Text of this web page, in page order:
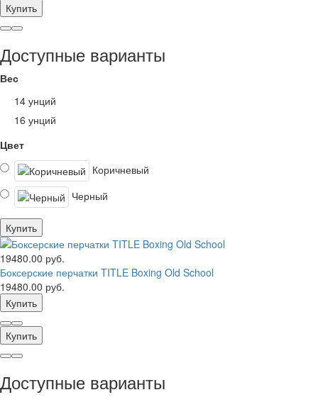
Купить
Доступные варианты
Вес
14 унций
16 унций
Цвет
Коричневый
Черный
Купить
19480.00 руб.
Боксерские перчатки TITLE Boxing Old School
19480.00 руб.
Купить
Купить
Доступные варианты